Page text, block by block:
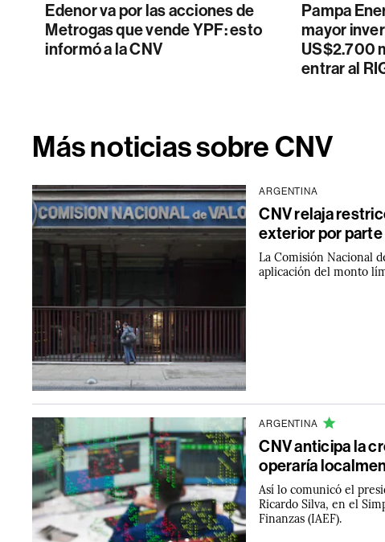
Edenor va por las acciones de
Metrogas que vende YPF: esto
informó a la CNV
Pampa
mayor
US$2.700
entrar al
Más noticias sobre CNV
ARGENTINA
CNV relaja
exterior por
La Comisión Nacional
aplicación del monto
ARGENTINA
CNV anticipa la
operaría
Así lo comunicó el
Ricardo Silva, en el
Finanzas (IAEF).